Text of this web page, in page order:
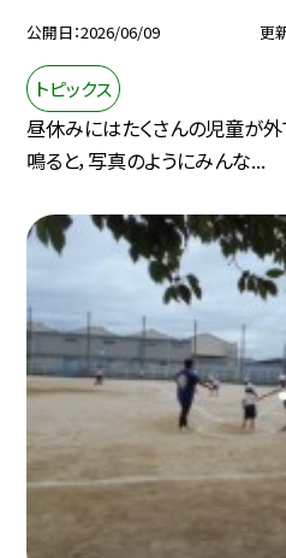
公開日 2026/06/09 更
トピックス
昼休みにはたくさんの児童が外
鳴ると，写真のようにみんな...